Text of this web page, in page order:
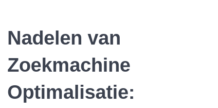
Nadelen van
Zoekmachine
Optimalisatie: